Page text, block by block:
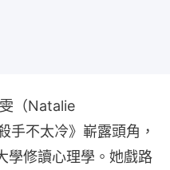
（Natalie
手不太冷》嶄露頭角，
學修讀心理學。她戲路